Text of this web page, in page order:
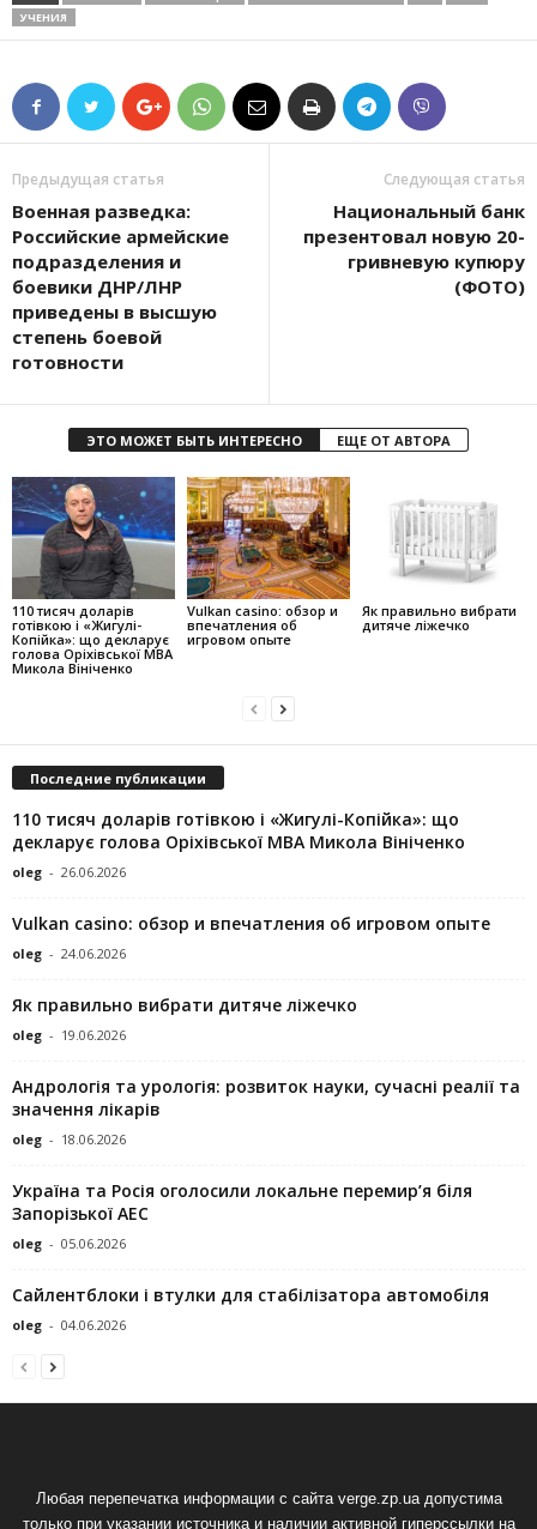
УЧЕНИЯ
Предыдущая статья
Военная разведка:
Российские армейские
подразделения и
боевики ДНР/ЛНР
приведены в высшую
степень боевой
готовности
Следующая статья
Национальный банк
презентовал новую 20-
гривневую купюру
(ФОТО)
ЭТО МОЖЕТ БЫТЬ ИНТЕРЕСНО ЕЩЕ ОТ АВТОРА
110 тисяч доларів
готівкою і «Жигулі-
Копійка»: що декларує
голова Оріхівської МВА
Микола Вініченко
Vulkan casino: обзор и
впечатления об
игровом опыте
Як правильно вибрати
дитяче ліжечко
Последние публикации
110 тисяч доларів готівкою і «Жигулі-Копійка»: що
декларує голова Оріхівської МВА Микола Вініченко
oleg - 26.06.2026
Vulkan casino: обзор и впечатления об игровом опыте
oleg - 24.06.2026
Як правильно вибрати дитяче ліжечко
oleg - 19.06.2026
Андрологія та урологія: розвиток науки, сучасні реалії та
значення лікарів
oleg - 18.06.2026
Україна та Росія оголосили локальне перемир’я біля
Запорізької АЕС
oleg - 05.06.2026
Сайлентблоки і втулки для стабілізатора автомобіля
oleg - 04.06.2026
Любая перепечатка информации с сайта verge.zp.ua допустима
только при указании источника и наличии активной гиперссылки на